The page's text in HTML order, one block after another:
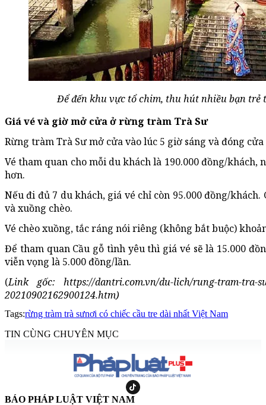
Để đến khu vực tổ chim, thu hút nhiều bạn trẻ
Giá vé và giờ mở cửa ở rừng tràm Trà Sư
Rừng tràm Trà Sư mở cửa vào lúc 5 giờ sáng và đóng
Vé tham quan cho mỗi du khách là 190.000 đồng/
hơn.
Nếu đi đủ 7 du khách, giá vé chỉ còn 95.000 đồng/
và xuồng chèo.
Vé chèo xuồng, tắc ráng nói riêng (không bắt buộc)
Để tham quan Cầu gỗ tình yêu thì giá vé sẽ là 15.000
viễn vọng là 5.000 đồng/lần.
(Link gốc: https://dantri.com.vn/du-lich/rung-tram-tra-
20210902162900124.htm)
Tags:rừng tràm trà sưnơi có chiếc cầu tre dài nhất Việt Nam
TIN CÙNG CHUYÊN MỤC
BÁO PHÁP LUẬT VIỆT NAM